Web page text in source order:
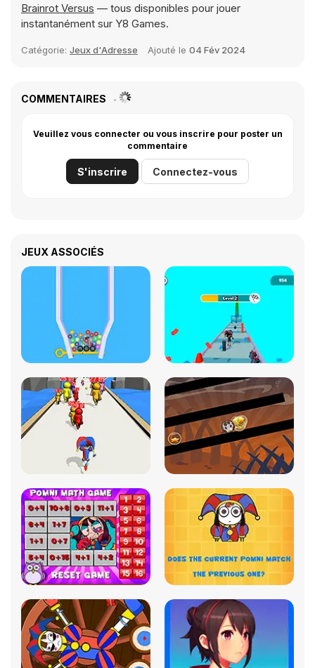
Brainrot Versus — tous disponibles pour jouer
instantanément sur Y8 Games.
Catégorie: Jeux d'Adresse Ajouté le 04 Fév 2024
COMMENTAIRES
Veuillez vous connecter ou vous inscrire pour poster un
commentaire
S'inscrire Connectez-vous
JEUX ASSOCIÉS